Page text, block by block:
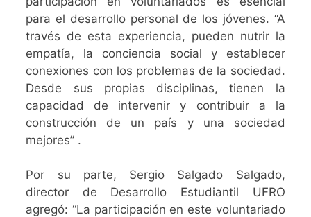
para el desarrollo personal de los jóvenes. “A
través de esta experiencia, pueden nutrir la
empatía, la conciencia social y establecer
conexiones con los problemas de la sociedad.
Desde sus propias disciplinas, tienen la
capacidad de intervenir y contribuir a la
construcción de un país y una sociedad
mejores” .
Por su parte, Sergio Salgado Salgado,
director de Desarrollo Estudiantil UFRO
agregó: “La participación en este voluntariado